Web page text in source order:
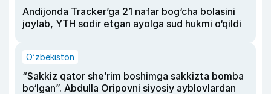
Andijonda Tracker’ga 21 nafar bog‘cha bolasini
joylab, YTH sodir etgan ayolga sud hukmi o‘qildi
O‘zbekiston
“Sakkiz qator she’rim boshimga sakkizta bomba
bo‘lgan”. Abdulla Oripovni siyosiy ayblovlardan